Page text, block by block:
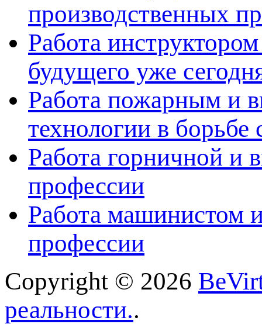
производственных
Работа
будущего уже
Работа пожарным и
технологии в борьбе
Работа горничной и
профессии
Работа машинистом
профессии
Copyright © 2026
реальности..